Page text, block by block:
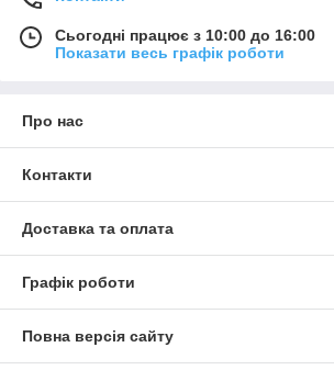
Сьогодні працює з 10:00 до 16:00
Показати весь графік роботи
Про нас
Контакти
Доставка та оплата
Графік роботи
Повна версія сайту